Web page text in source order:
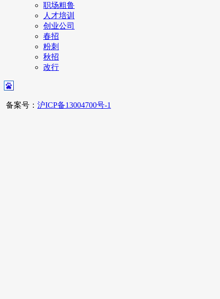
职场粗鲁
人才培训
创业公司
春招
粉刺
秋招
改行
备案号： 沪ICP备13004700号-1